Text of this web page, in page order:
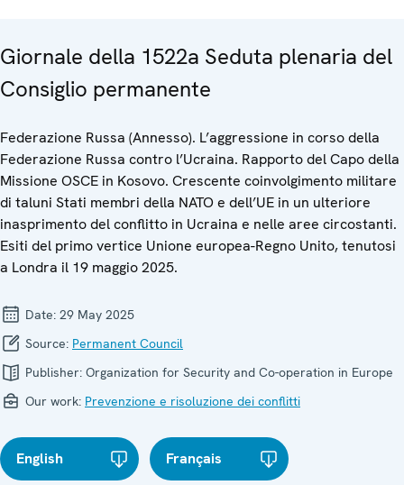
Giornale della 1522a Seduta plenaria del
Consiglio permanente
Federazione Russa (Annesso). L’aggressione in corso della
Federazione Russa contro l’Ucraina. Rapporto del Capo della
Missione OSCE in Kosovo. Crescente coinvolgimento militare
di taluni Stati membri della NATO e dell’UE in un ulteriore
inasprimento del conflitto in Ucraina e nelle aree circostanti.
Esiti del primo vertice Unione europea-Regno Unito, tenutosi
a Londra il 19 maggio 2025.
Date: 29 May 2025
Source: Permanent Council
Publisher: Organization for Security and Co-operation in Europe
Our work: Prevenzione e risoluzione dei conflitti
English Français